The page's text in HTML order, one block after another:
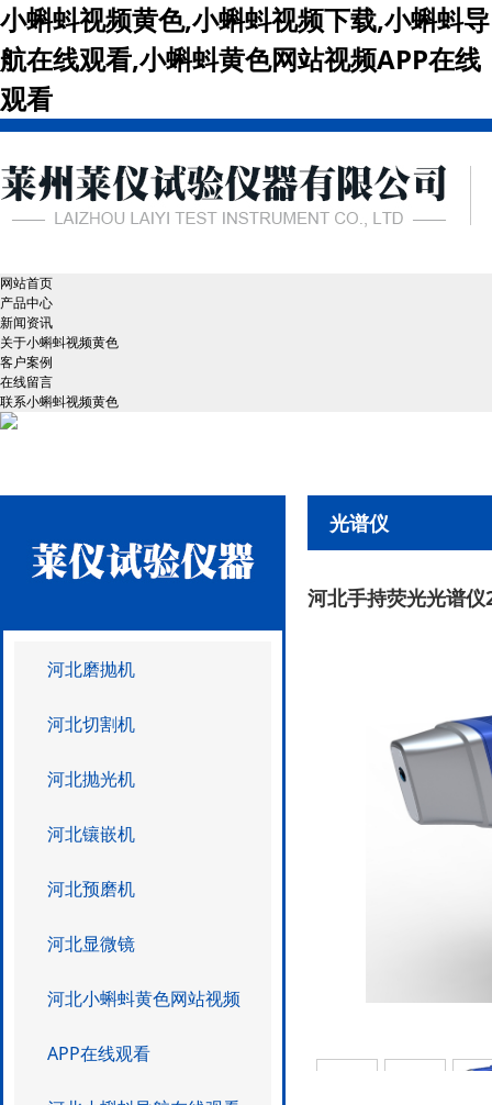
小蝌蚪视频黄色,小蝌蚪视频下载,小蝌蚪导
航在线观看,小蝌蚪黄色网站视频APP在线
观看
网站首页
产品中心
新闻资讯
关于小蝌蚪视频黄色
客户案例
在线留言
联系小蝌蚪视频黄色
河北磨抛机
河北切割机
河北抛光机
河北镶嵌机
河北预磨机
河北显微镜
河北小蝌蚪黄色网站视频
APP在线观看
光谱仪
河北手持荧光光谱仪